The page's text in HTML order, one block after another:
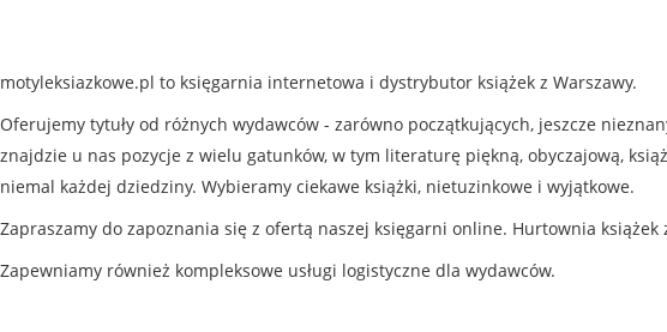
motyleksiazkowe.pl to księgarnia internetowa i dystrybutor książek z Warszawy.
Oferujemy tytuły od różnych wydawców - zarówno początkujących, jeszcze
znajdzie u nas pozycje z wielu gatunków, w tym literaturę piękną, obyczajową,
niemal każdej dziedziny. Wybieramy ciekawe książki, nietuzinkowe i wyjątkowe.
Zapraszamy do zapoznania się z ofertą naszej księgarni online. Hurtownia
Zapewniamy również kompleksowe usługi logistyczne dla wydawców.